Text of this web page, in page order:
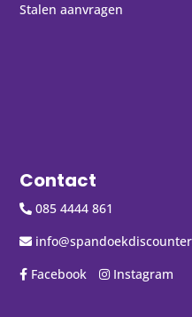
Stalen aanvragen
Contact
085 4444 861
Facebook
Instagram